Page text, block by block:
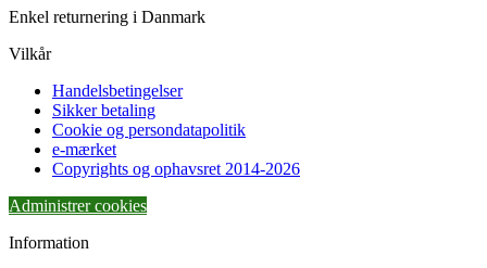
Enkel returnering i Danmark
Vilkår
Handelsbetingelser
Sikker betaling
Cookie og persondatapolitik
e-mærket
Copyrights og ophavsret 2014-2026
Administrer cookies
Information